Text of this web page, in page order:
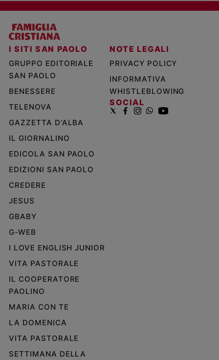
I SITI SAN PAOLO
GRUPPO EDITORIALE
SAN PAOLO
BENESSERE
TELENOVA
GAZZETTA D'ALBA
IL GIORNALINO
EDICOLA SAN PAOLO
EDIZIONI SAN PAOLO
CREDERE
JESUS
GBABY
G-WEB
I LOVE ENGLISH JUNIOR
VITA PASTORALE
IL COOPERATORE
PAOLINO
MARIA CON TE
LA DOMENICA
VITA PASTORALE
SETTIMANA DELLA
NOTE LEGALI
PRIVACY POLICY
INFORMATIVA
WHISTLEBLOWING
SOCIAL